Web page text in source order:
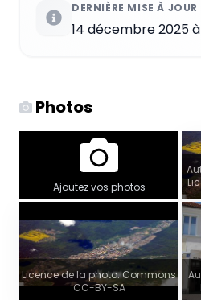
DERNIÈRE MISE À JOUR
14 décembre 2025 à
Photos
Ajoutez vos photos
Licence de la photo: Commons
CC-BY-SA